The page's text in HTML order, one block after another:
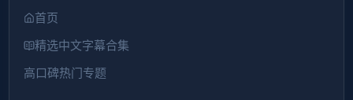
首页
精选中文字幕合集
高口碑热门专题